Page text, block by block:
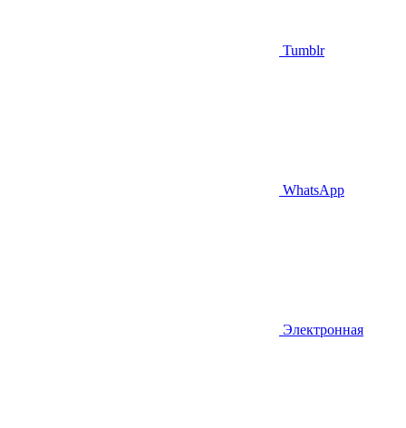
Tumblr
WhatsApp
Электронная